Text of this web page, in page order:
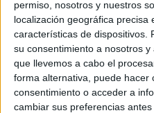
permiso, nosotros y nuestros
localización geográfica precisa
características de dispositivos.
su consentimiento a nosotros
que llevemos a cabo el
forma alternativa, puede hacer
consentimiento o acceder a
cambiar sus preferencias
Puedes ver el videoclip en
Algunas estadísticas:
• El coste total de las
en todas las instituciones de la
ciento del presupuesto general
de euros.